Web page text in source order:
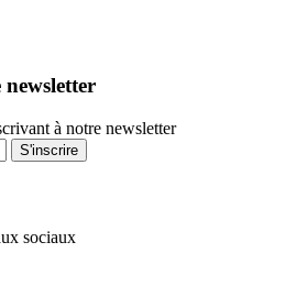
à notre newsletter
S'inscrire
sociaux